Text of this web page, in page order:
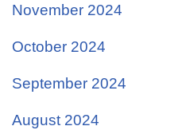
November 2024
October 2024
September 2024
August 2024